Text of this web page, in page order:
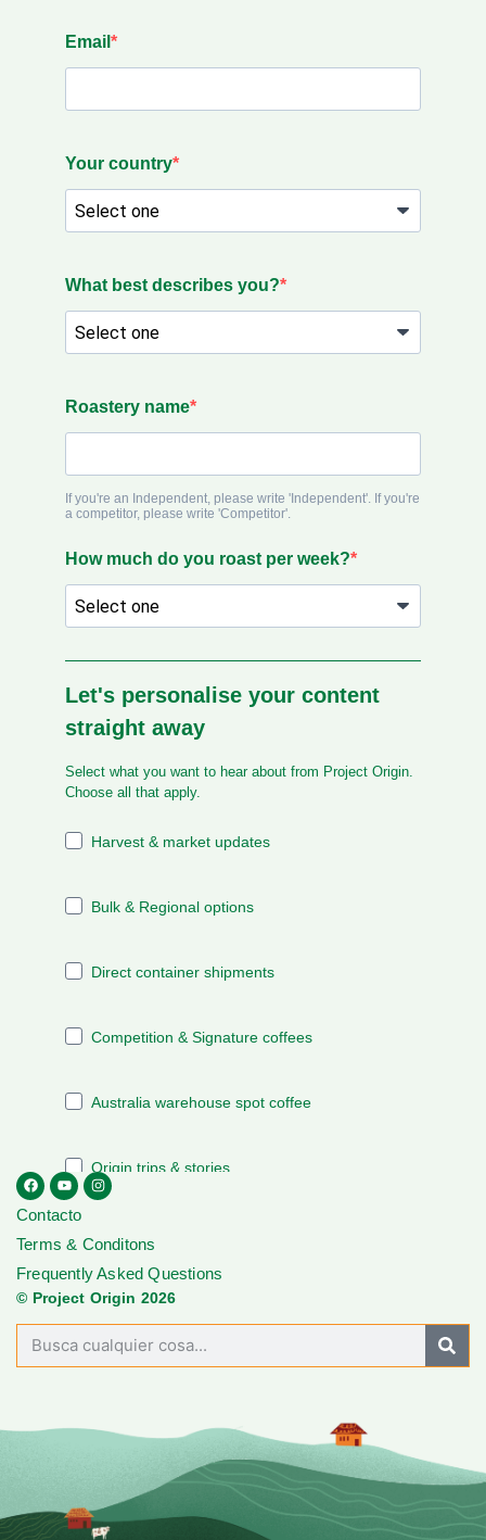
Contacto
Terms & Conditons
Frequently Asked Questions
© Project Origin 2026